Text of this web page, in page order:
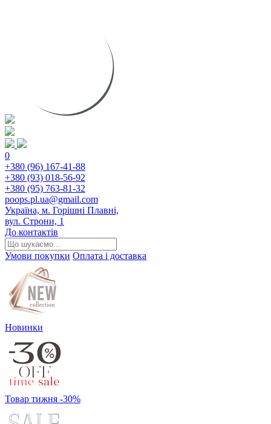
0
+380 (96) 167-41-88
+380 (93) 018-56-92
+380 (95) 763-81-32
poops.pl.ua@gmail.com
Україна, м. Горішні Плавні,
вул. Строни, 1
До контактів
Умови покупки Оплата і доставка
Новинки
Товар тижня -30%